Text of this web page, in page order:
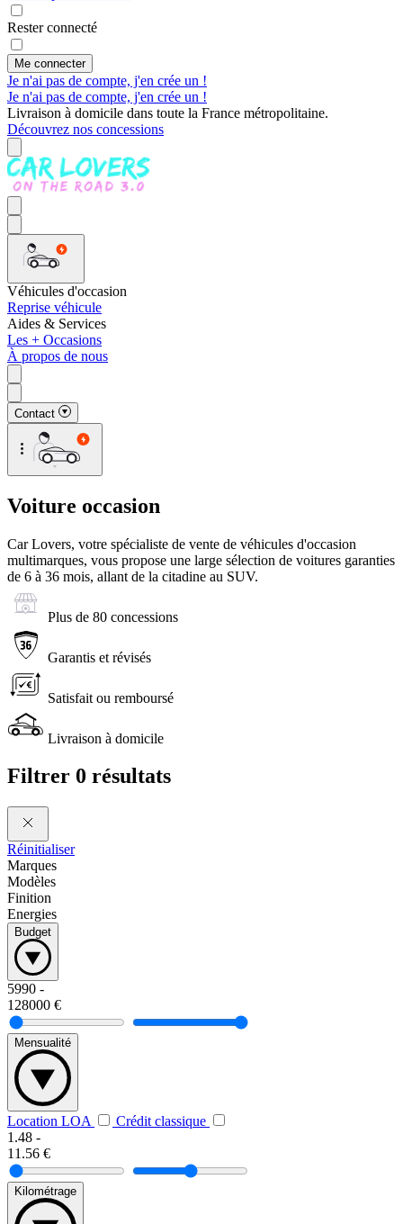
Rester connecté
Me connecter
Je n'ai pas de compte, j'en crée un !
Je n'ai pas de compte, j'en crée un !
Livraison à domicile dans toute la France métropolitaine.
Découvrez nos concessions
Véhicules d'occasion
Reprise véhicule
Aides & Services
Les + Occasions
À propos de nous
Contact
Voiture occasion
Car Lovers, votre spécialiste de vente de véhicules d'occasion
multimarques, vous propose une large sélection de voitures garanties
de 6 à 36 mois, allant de la citadine au SUV.
Plus de 80 concessions
Garantis et révisés
Satisfait ou remboursé
Livraison à domicile
Filtrer 0 résultats
Réinitialiser
Marques
Modèles
Finition
Energies
Budget
5990 -
128000 €
Mensualité
Location LOA
Crédit classique
1.48 -
11.56 €
Kilométrage